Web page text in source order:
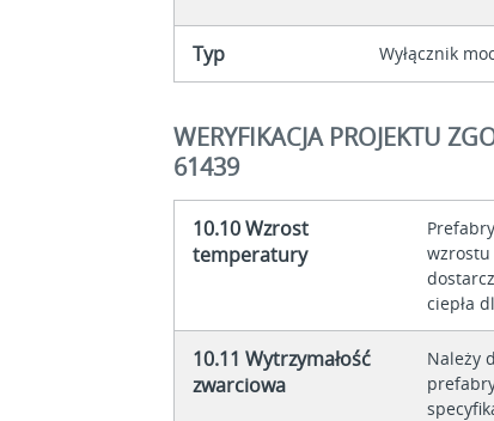
Typ Wyłącznik
WERYFIKACJA PROJEKTU
61439
10.10 Wzrost
temperatury
ciepła
10.11 Wytrzymałość
zwarciowa
Należy